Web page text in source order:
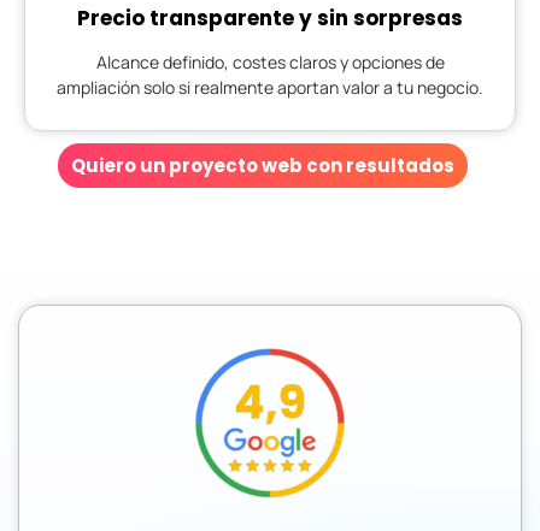
Precio transparente y sin sorpresas
Alcance definido, costes claros y opciones de
ampliación solo si realmente aportan valor a tu negocio.
Quiero un proyecto web con resultados